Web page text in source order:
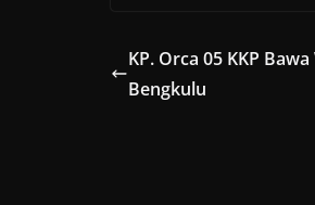
KP. Orca 05 KKP
Bengkulu